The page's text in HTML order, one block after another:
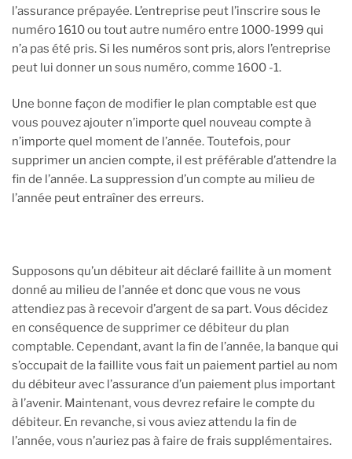
l’assurance prépayée. L’entreprise peut l’inscrire sous le
numéro 1610 ou tout autre numéro entre 1000-1999 qui
n’a pas été pris. Si les numéros sont pris, alors l’entreprise
peut lui donner un sous numéro, comme 1600 -1.
Une bonne façon de modifier le plan comptable est que
vous pouvez ajouter n’importe quel nouveau compte à
n’importe quel moment de l’année. Toutefois, pour
supprimer un ancien compte, il est préférable d’attendre la
fin de l’année. La suppression d’un compte au milieu de
l’année peut entraîner des erreurs.
Supposons qu’un débiteur ait déclaré faillite à un moment
donné au milieu de l’année et donc que vous ne vous
attendiez pas à recevoir d’argent de sa part. Vous décidez
en conséquence de supprimer ce débiteur du plan
comptable. Cependant, avant la fin de l’année, la banque qui
s’occupait de la faillite vous fait un paiement partiel au nom
du débiteur avec l’assurance d’un paiement plus important
à l’avenir. Maintenant, vous devrez refaire le compte du
débiteur. En revanche, si vous aviez attendu la fin de
l’année, vous n’auriez pas à faire de frais supplémentaires.